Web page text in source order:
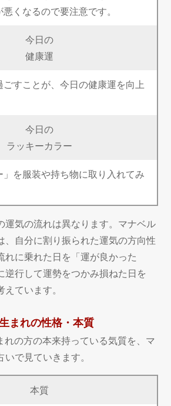
くなるので要注意です。
今日の
健康運
ごすことが、今日の健康運を向上
今日の
ラッキーカラー
」を服装や持ち物に取り入れてみ
運気の流れは異なります。マナベル
、自分に割り振られた運気の方向性
れに乗れた日を「運が良かった
逆行して運勢をつかみ損ねた日を
えています。
まれの性格・本質
れの方の本来持っている気質を、マ
で見ていきます。
本質